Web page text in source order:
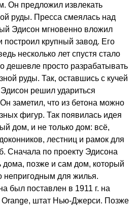
Он предложил извлекать
руды. Пресса смеялась над
Эдисон мгновенно вложил
построил крупный завод. Его
несколько лет спустя стало
дешевле просто разрабатывать
руды. Так, оставшись с кучей
решил удариться
заметил, что из бетона можно
фигур. Так появилась идея
дом, и не только дом: всё,
лестниц и рамок для
Сначала по проекту Эдисона
дома, позже и сам дом, который
непригодным для жилья.
был поставлен в 1911 г. на
Orange, штат Нью-Джерси. Позже